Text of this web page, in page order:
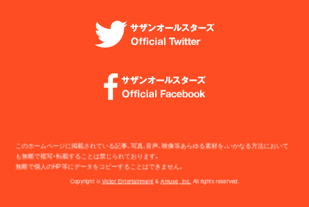
このホームページに掲載されている記事、写真、音声、映像等あらゆる素材を、いかなる方法において
も無断で複写・転載することは禁じられております。
無断で個人のHP等にデータをコピーすることはできません。
Copyright ©Victor Entertainment &Amuse, Inc. All rights reserved.